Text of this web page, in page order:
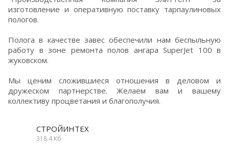
изготовление и оперативную поставку тарпаулиновых
пологов.
Полога в качестве завес обеспечили нам беспыльную
работу в зоне ремонта полов ангара SuperJet 100 в
жуковском.
Мы ценим сложившиеся отношения в деловом и
дружеском партнерстве. Желаем вам и вашему
коллективу процветания и благополучия.
СТРОЙИНТЕХ
318.4 Кб